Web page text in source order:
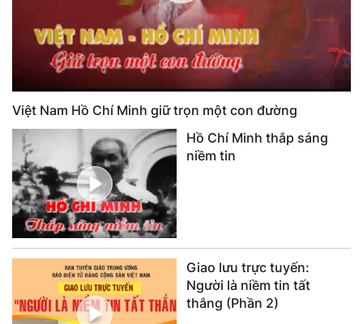
Việt Nam Hồ Chí Minh giữ trọn một con đường
Hồ Chí Minh thắp sáng
niềm tin
Giao lưu trực tuyến:
Người là niềm tin tất
thắng (Phần 2)